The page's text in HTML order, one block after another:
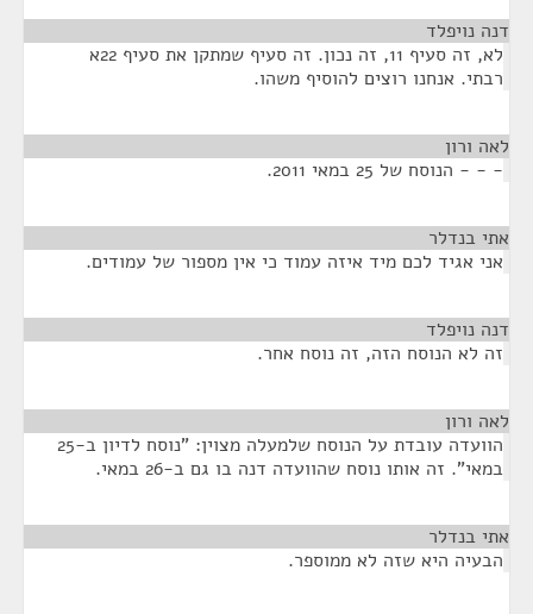
דנה נויפלד
לא, זה סעיף 11, זה נכון. זה סעיף שמתקן את סעיף 22א
רבתי. אנחנו רוצים להוסיף משהו.
לאה ורון
- - - הנוסח של 25 במאי 2011.
אתי בנדלר
אני אגיד לכם מיד איזה עמוד כי אין מספור של עמודים.
דנה נויפלד
זה לא הנוסח הזה, זה נוסח אחר.
לאה ורון
הוועדה עובדת על הנוסח שלמעלה מצוין: "נוסח לדיון ב-25
במאי". זה אותו נוסח שהוועדה דנה בו גם ב-26 במאי.
אתי בנדלר
הבעיה היא שזה לא ממוספר.